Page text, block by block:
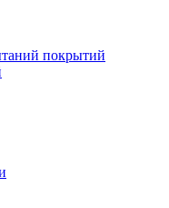
контроля